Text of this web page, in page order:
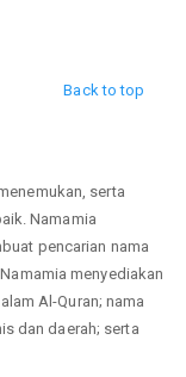
Back to top
serta
Namamia
pencarian nama
menyediakan
Al-Quran; nama
dan daerah; serta